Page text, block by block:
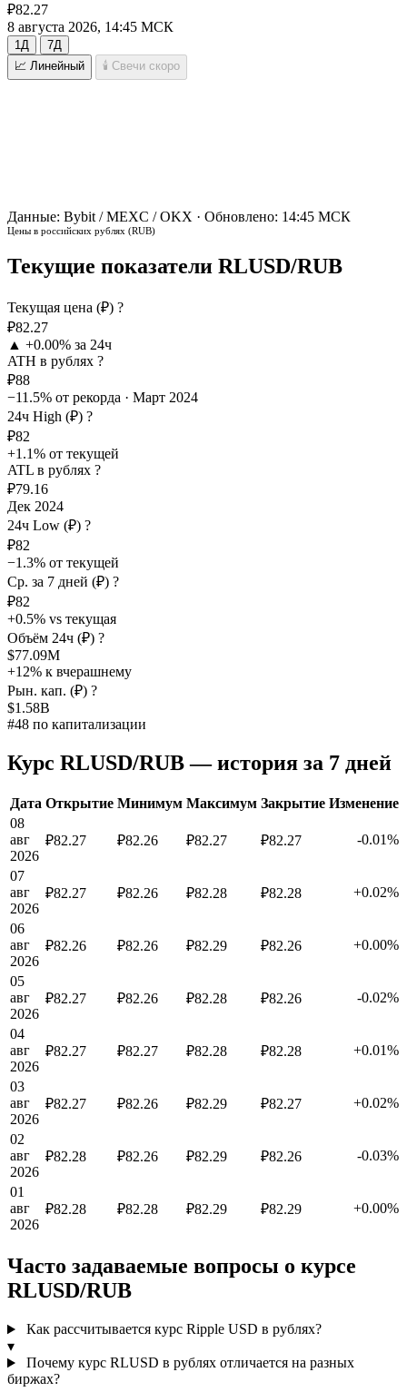
₽82.27
8 августа 2026, 14:45 МСК
1Д
7Д
📈 Линейный
🕯 Свечи скоро
Данные: Bybit / MEXC / OKX · Обновлено: 14:45 МСК
Цены в российских рублях (RUB)
Текущие показатели RLUSD/RUB
Текущая цена (₽) ?
₽82.27
▲ +0.00% за 24ч
ATH в рублях ?
₽88
−11.5% от рекорда · Март 2024
24ч High (₽) ?
₽82
+1.1% от текущей
ATL в рублях ?
₽79.16
Дек 2024
24ч Low (₽) ?
₽82
−1.3% от текущей
Ср. за 7 дней (₽) ?
₽82
+0.5% vs текущая
Объём 24ч (₽) ?
$77.09M
+12% к вчерашнему
Рын. кап. (₽) ?
$1.58B
#48 по капитализации
Курс RLUSD/RUB — история за 7 дней
Дата Открытие Минимум Максимум Закрытие Изменение
08
авг
2026
₽82.27 ₽82.26 ₽82.27 ₽82.27 -0.01%
07
авг
2026
₽82.27 ₽82.26 ₽82.28 ₽82.28 +0.02%
06
авг
2026
₽82.26 ₽82.26 ₽82.29 ₽82.26 +0.00%
05
авг
2026
₽82.27 ₽82.26 ₽82.28 ₽82.26 -0.02%
04
авг
2026
₽82.27 ₽82.27 ₽82.28 ₽82.28 +0.01%
03
авг
2026
₽82.27 ₽82.26 ₽82.29 ₽82.27 +0.02%
02
авг
2026
₽82.28 ₽82.26 ₽82.29 ₽82.26 -0.03%
01
авг
2026
₽82.28 ₽82.28 ₽82.29 ₽82.29 +0.00%
Часто задаваемые вопросы о курсе
RLUSD/RUB
Как рассчитывается курс Ripple USD в рублях?
▾
Почему курс RLUSD в рублях отличается на разных
биржах?